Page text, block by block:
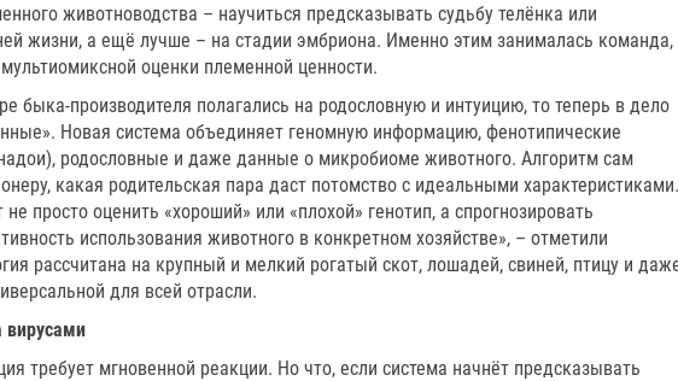
животноводства – научиться предсказывать судьбу телёнка или
жизни, а ещё лучше – на стадии эмбриона. Именно этим занималась команда,
оценки племенной ценности.
быка-производителя полагались на родословную и интуицию, то теперь в дело
Новая система объединяет геномную информацию, фенотипические
родословные и даже данные о микробиоме животного. Алгоритм сам
какая родительская пара даст потомство с идеальными характеристиками.
просто оценить «хороший» или «плохой» генотип, а спрогнозировать
использования животного в конкретном хозяйстве», – отметили
рассчитана на крупный и мелкий рогатый скот, лошадей, свиней, птицу и
для всей отрасли.
вирусами
требует мгновенной реакции. Но что, если система начнёт предсказывать